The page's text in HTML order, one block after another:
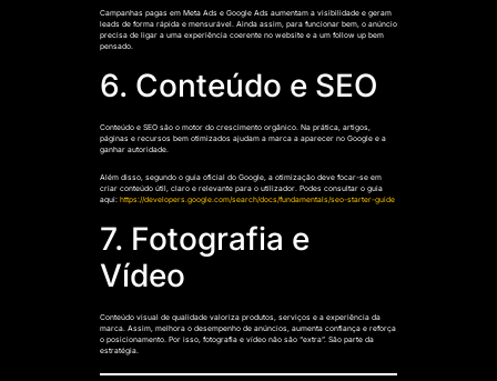
Campanhas pagas em Meta Ads e Google Ads aumentam a visibilidade e geram
leads de forma rápida e mensurável. Ainda assim, para funcionar bem, o anúncio
precisa de ligar a uma experiência coerente no website e a um follow up bem
pensado.
6. Conteúdo e SEO
Conteúdo e SEO são o motor do crescimento orgânico. Na prática, artigos,
páginas e recursos bem otimizados ajudam a marca a aparecer no Google e a
ganhar autoridade.
Além disso, segundo o guia oficial do Google, a otimização deve focar-se em
criar conteúdo útil, claro e relevante para o utilizador. Podes consultar o guia
aqui: https://developers.google.com/search/docs/fundamentals/seo-starter-guide
7. Fotografia e
Vídeo
Conteúdo visual de qualidade valoriza produtos, serviços e a experiência da
marca. Assim, melhora o desempenho de anúncios, aumenta confiança e reforça
o posicionamento. Por isso, fotografia e vídeo não são “extra”. São parte da
estratégia.